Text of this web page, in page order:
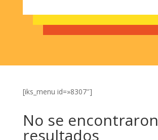
[iks_menu id=»8307″]
No se encontraron
resultados